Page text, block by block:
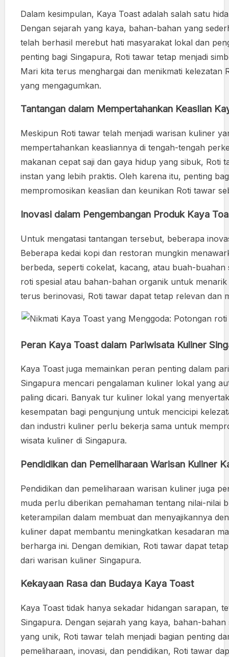
Dalam kesimpulan, Kaya Toast adalah salah satu
Dengan sejarah yang kaya, bahan-bahan yang
telah berhasil merebut hati masyarakat lokal dan
penting bagi Singapura, Roti tawar tetap menjadi
Mari kita terus menghargai dan menikmati
yang mengagumkan.
Tantangan dalam Mempertahankan Keaslian
Meskipun Roti tawar telah menjadi warisan kuliner
mempertahankan keasliannya di tengah-tengah
makanan cepat saji dan gaya hidup yang sibuk, Roti
instan yang lebih praktis. Oleh karena itu, penting
mempromosikan keaslian dan keunikan Roti tawar
Inovasi dalam Pengembangan Produk Kaya
Untuk mengatasi tantangan tersebut, beberapa
Beberapa kedai kopi dan restoran mungkin
berbeda, seperti cokelat, kacang, atau buah-
roti spesial atau bahan-bahan organik untuk
terus berinovasi, Roti tawar dapat tetap relevan dan
Peran Kaya Toast dalam Pariwisata Kuliner
Kaya Toast juga memainkan peran penting dalam
Singapura mencari pengalaman kuliner lokal yang
paling dicari. Banyak tur kuliner lokal yang
kesempatan bagi pengunjung untuk mencicipi
dan industri kuliner perlu bekerja sama untuk
wisata kuliner di Singapura.
Pendidikan dan Pemeliharaan Warisan Kuliner
Pendidikan dan pemeliharaan warisan kuliner juga
muda perlu diberikan pemahaman tentang nilai-nilai
keterampilan dalam membuat dan menyajikannya
kuliner dapat membantu meningkatkan kesadaran
berharga ini. Dengan demikian, Roti tawar dapat
dari warisan kuliner Singapura.
Kekayaan Rasa dan Budaya Kaya Toast
Kaya Toast tidak hanya sekadar hidangan sarapan,
Singapura. Dengan sejarah yang kaya, bahan-
yang unik, Roti tawar telah menjadi bagian penting
pemeliharaan, inovasi, dan pendidikan, Roti tawar